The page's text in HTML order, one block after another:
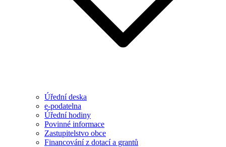
Úřední deska
e-podatelna
Úřední hodiny
Povinné informace
Zastupitelstvo obce
Financování z dotací a grantů